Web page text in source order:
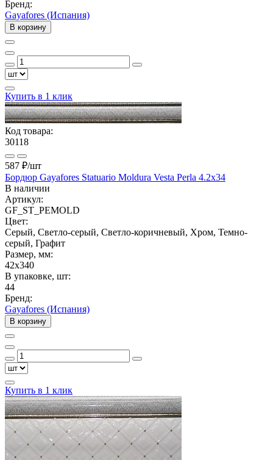
Бренд:
Gayafores (Испания)
В корзину
Купить в 1 клик
Код товара:
30118
587 ₽/шт
Бордюр Gayafores Statuario Moldura Vesta Perla 4.2x34
В наличии
Артикул:
GF_ST_PEMOLD
Цвет:
Серый, Светло-серый, Светло-коричневый, Хром, Темно-
серый, Графит
Размер, мм:
42x340
В упаковке, шт:
44
Бренд:
Gayafores (Испания)
В корзину
Купить в 1 клик